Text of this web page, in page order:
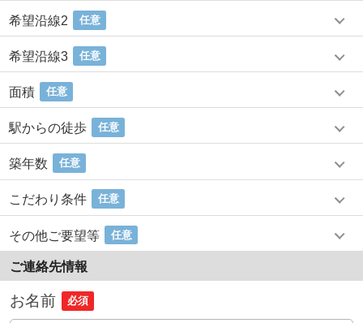
希望沿線2 任意
希望沿線3 任意
面積 任意
駅からの徒歩 任意
築年数 任意
こだわり条件 任意
その他ご要望等 任意
ご連絡先情報
お名前 必須